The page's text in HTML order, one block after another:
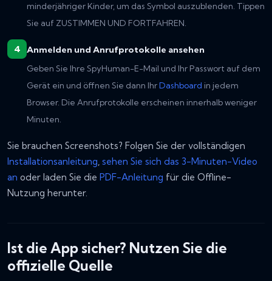
minderjähriger Kinder, um das Symbol auszublenden. Tippen
Sie auf ZUSTIMMEN UND FORTFAHREN.
Anmelden und Anrufprotokolle ansehen
Geben Sie Ihre SpyHuman-E-Mail und Ihr Passwort auf dem
Gerät ein und öffnen Sie dann IhrDashboard in jedem
Browser. Die Anrufprotokolle erscheinen innerhalb weniger
Minuten.
Sie brauchen Screenshots? Folgen Sie der vollständigen
Installationsanleitung, sehen Sie sich das 3-Minuten-Video
an oder laden Sie die PDF-Anleitung für die Offline-
Nutzung herunter.
Ist die App sicher? Nutzen Sie die
offizielle Quelle